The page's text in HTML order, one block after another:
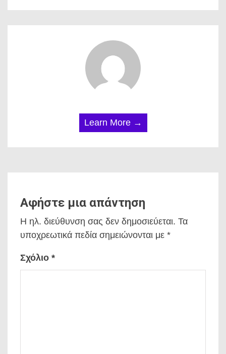
Learn More →
Αφήστε μια απάντηση
Η ηλ. διεύθυνση σας δεν δημοσιεύεται. Τα
υποχρεωτικά πεδία σημειώνονται με *
Σχόλιο *